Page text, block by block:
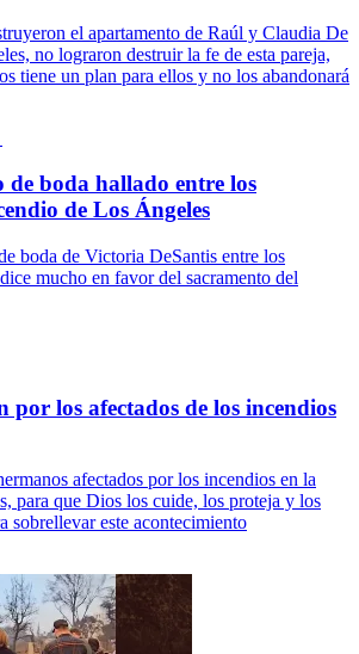
el apartamento de Raúl y Claudia De
no lograron destruir la fe de esta pareja,
tiene un plan para ellos y no los abandonará
de boda hallado entre los
de Los Ángeles
boda de Victoria DeSantis entre los
mucho en favor del sacramento del
los afectados de los incendios
afectados por los incendios en la
para que Dios los cuide, los proteja y los
sobrellevar este acontecimiento